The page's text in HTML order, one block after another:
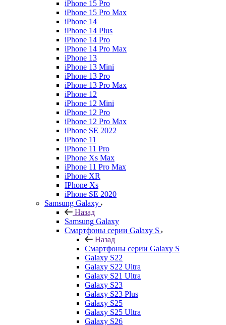
iPhone 15 Pro
iPhone 15 Pro Max
iPhone 14
iPhone 14 Plus
iPhone 14 Pro
iPhone 14 Pro Max
iPhone 13
iPhone 13 Mini
iPhone 13 Pro
iPhone 13 Pro Max
iPhone 12
iPhone 12 Mini
iPhone 12 Pro
iPhone 12 Pro Max
iPhone SE 2022
iPhone 11
iPhone 11 Pro
iPhone Xs Max
iPhone 11 Pro Max
iPhone XR
IPhone Xs
iPhone SE 2020
Samsung Galaxy
Назад
Samsung Galaxy
Смартфоны серии Galaxy S
Назад
Смартфоны серии Galaxy S
Galaxy S22
Galaxy S22 Ultra
Galaxy S21 Ultra
Galaxy S23
Galaxy S23 Plus
Galaxy S25
Galaxy S25 Ultra
Galaxy S26